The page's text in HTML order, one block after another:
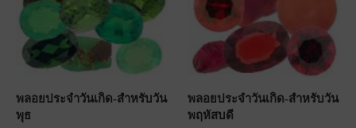
พลอยประจำวันเกิด-สำหรับวัน
พุธ
พลอยประจำวันเกิด-สำหรับวัน
พฤหัสบดี